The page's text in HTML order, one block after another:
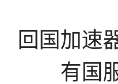
回国加速
有国